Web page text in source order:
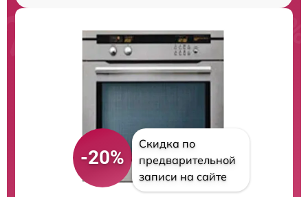
-20%
Скидка по
предварительной
записи на сайте